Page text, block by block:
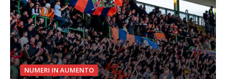
NUMERI IN AUMENTO